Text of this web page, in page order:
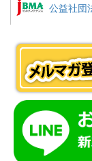
公益社団